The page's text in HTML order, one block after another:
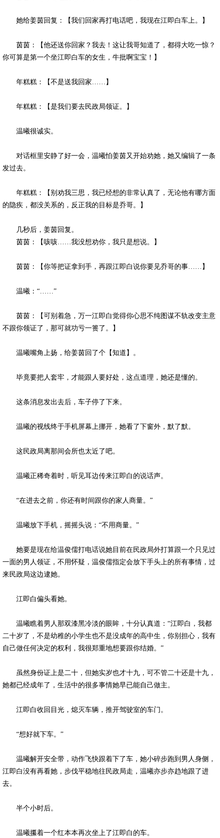
她给姜茵回复：【我们回家再打电话吧，我现在江即白车上。】
茵茵：【他还送你回家？我去！这让我哥知道了，都得大吃一惊？
你可算是第一个坐江即白车的女生，牛批啊宝宝！】
年糕糕：【不是送我回家……】
年糕糕：【是我们要去民政局领证。】
温曦很诚实。
对话框里安静了好一会，温曦怕姜茵又开始劝她，她又编辑了一条
发过去。
年糕糕：【别劝我三思，我已经想的非常认真了，无论他有哪方面
的隐疾，都没关系的，反正我的目标是乔哥。】
几秒后，姜茵回复。
茵茵：【咳咳……我没想劝你，我只是想说。】
茵茵：【你等把证拿到手，再跟江即白说你要见乔哥的事……】
温曦：“……”
茵茵：【可别着急，万一江即白觉得你心思不纯图谋不轨改变主意
不跟你领证了，那可就功亏一篑了。】
温曦嘴角上扬，给姜茵回了个【知道】。
毕竟要把人套牢，才能跟人要好处，这点道理，她还是懂的。
这条消息发出去后，车子停了下来。
温曦的视线终于手机屏幕上挪开，她看了下窗外，默了默。
这民政局离那间会所也太近了吧。
温曦正稀奇着时，听见耳边传来江即白的说话声。
“在进去之前，你还有时间跟你的家人商量。”
温曦放下手机，摇摇头说：“不用商量。”
她要是现在给温俊儒打电话说她目前在民政局外打算跟一个只见过
一面的男人领证，不用怀疑，温俊儒指定会放下手头上的所有事情，过
来民政局这边逮她。
江即白偏头看她。
温曦瞧着男人那双漆黑冷淡的眼眸，十分认真道：“江即白，我都
二十岁了，不是幼稚的小学生也不是没成年的高中生，你别担心，我有
自己做任何决定的权利，我很郑重地想要跟你结婚。”
虽然身份证上是二十，但她实岁也才十九，可不管二十还是十九，
她都已经成年了，生活中的很多事情她早已能自己做主。
江即白收回目光，熄灭车辆，推开驾驶室的车门。
“想好就下车。”
温曦解开安全带，动作飞快跟着下了车，她小碎步跑到男人身侧，
江即白没有再看她，步伐平稳地往民政局走，温曦亦步亦趋地跟了进
去。
半个小时后。
温曦攥着一个红本本再次坐上了江即白的车。